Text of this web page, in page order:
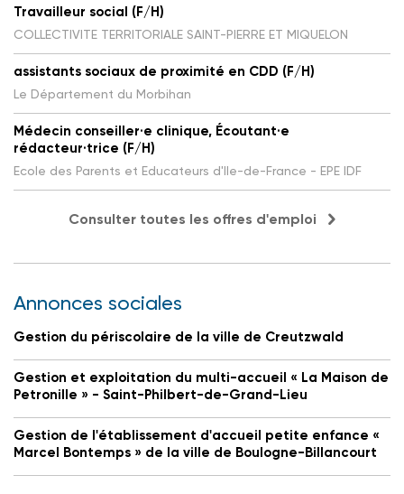
Travailleur social (F/H)
COLLECTIVITE TERRITORIALE SAINT-PIERRE ET MIQUELON
assistants sociaux de proximité en CDD (F/H)
Le Département du Morbihan
Médecin conseiller·e clinique, Écoutant·e
rédacteur·trice (F/H)
Ecole des Parents et Educateurs d'Ile-de-France - EPE IDF
Consulter toutes les offres d'emploi
Annonces sociales
Gestion du périscolaire de la ville de Creutzwald
Gestion et exploitation du multi-accueil « La Maison de
Petronille » - Saint-Philbert-de-Grand-Lieu
Gestion de l'établissement d'accueil petite enfance «
Marcel Bontemps » de la ville de Boulogne-Billancourt